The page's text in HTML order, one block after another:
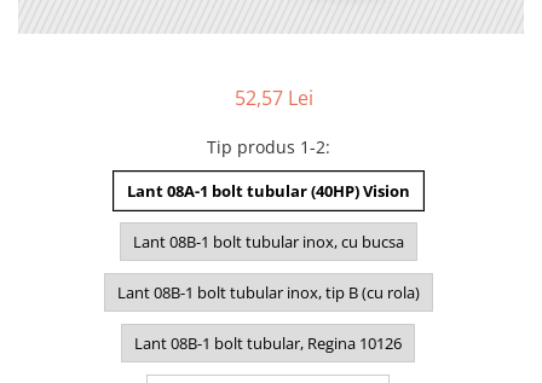
52,57 Lei
Tip produs 1-2:
Lant 08A-1 bolt tubular (40HP) Vision
Lant 08B-1 bolt tubular inox, cu bucsa
Lant 08B-1 bolt tubular inox, tip B (cu rola)
Lant 08B-1 bolt tubular, Regina 10126